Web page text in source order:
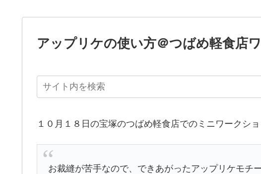
アップリケの使い方＠つばめ軽食店
１０月１８日の宝塚のつばめ軽食店でのミニワークシ
お裁縫が苦手なので、できあがったアップリケモチ